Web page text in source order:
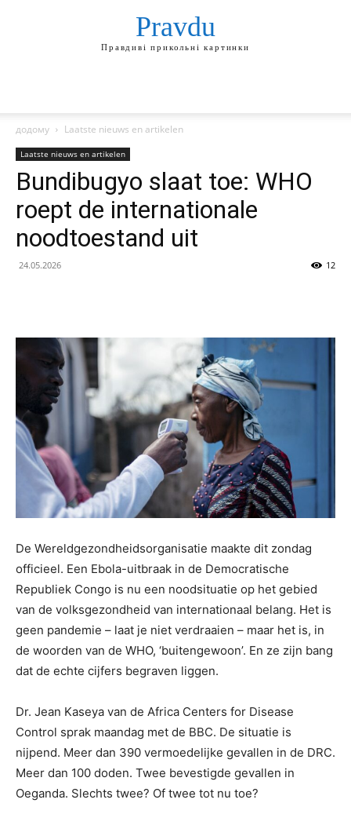
Pravdu
Правдиві прикольні картинки
додому Laatste nieuws en artikelen
Laatste nieuws en artikelen
Bundibugyo slaat toe: WHO
roept de internationale
noodtoestand uit
24.05.2026 12
De Wereldgezondheidsorganisatie maakte dit zondag
officieel. Een Ebola-uitbraak in de Democratische
Republiek Congo is nu een noodsituatie op het gebied
van de volksgezondheid van internationaal belang. Het is
geen pandemie – laat je niet verdraaien – maar het is, in
de woorden van de WHO, ‘buitengewoon’. En ze zijn bang
dat de echte cijfers begraven liggen.
Dr. Jean Kaseya van de Africa Centers for Disease
Control sprak maandag met de BBC. De situatie is
nijpend. Meer dan 390 vermoedelijke gevallen in de DRC.
Meer dan 100 doden. Twee bevestigde gevallen in
Oeganda. Slechts twee? Of twee tot nu toe?